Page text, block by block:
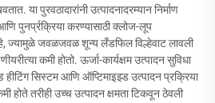
या पुरवठादारांनी उत्पादनादरम्यान निर्माण
पुनर्प्रक्रिया करण्यासाठी क्लोज-लूप
ज्यामुळे जवळजवळ शून्य लँडफिल विल्हेवाट लावली
कमी होतो. ऊर्जा-कार्यक्षम उत्पादन सुविधा
हीटिंग सिस्टम आणि ऑप्टिमाइझ्ड उत्पादन प्रक्रिया
होते तरीही उच्च उत्पादन क्षमता टिकवून ठेवली